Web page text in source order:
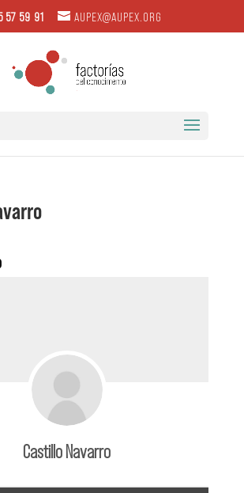
57 59 91 AUPEX@AUPEX.ORG
Castillo Navarro